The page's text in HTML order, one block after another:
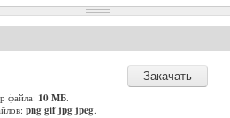
файла: 10 МБ
png gif jpg jpeg